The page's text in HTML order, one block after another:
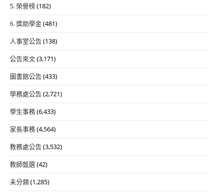
5. 榮譽榜(182)
6. 獎助學金(481)
人事室公告(138)
公告來文(3,171)
圖書館公告(433)
學務處公告(2,721)
學生事務(6,433)
家長事務(4,564)
教務處公告(3,532)
教師甄選(42)
未分類(1,285)